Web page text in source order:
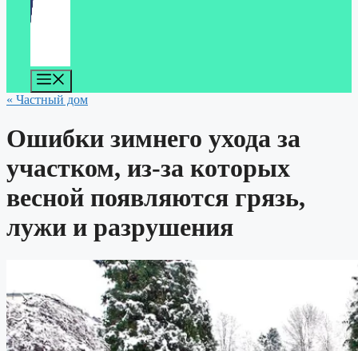
« Частный дом
Ошибки зимнего ухода за
участком, из-за которых
весной появляются грязь,
лужи и разрушения